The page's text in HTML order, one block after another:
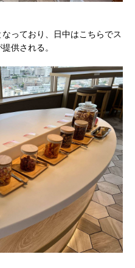
っており、日中はこちらでス
供される。